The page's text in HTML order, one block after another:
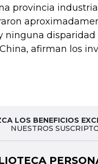
provincia
ninguna
afirman los
LOS BENEFICIOS
NUESTROS